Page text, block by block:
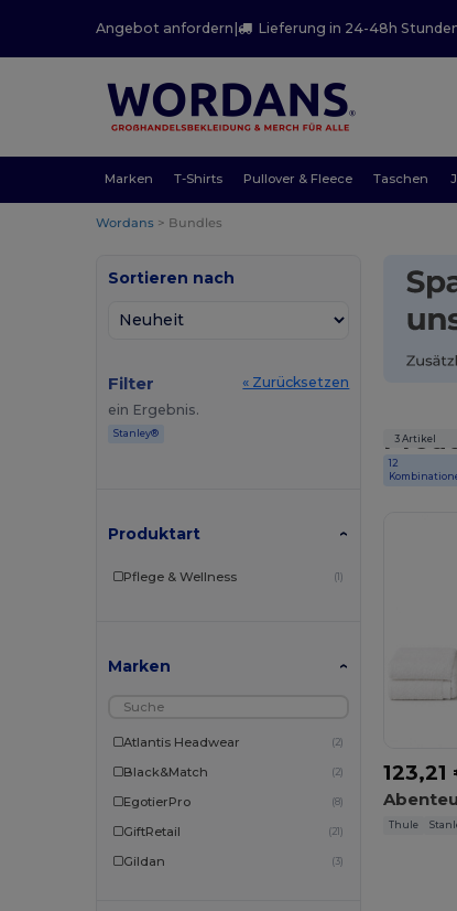
Angebot anfordern | Lieferung in 24-48h
Marken T-Shirts Pullover & Fleece Taschen
Wordans > Bundles
Sortieren nach
Filter
« Zurücksetzen
ein Ergebnis.
Stanley®
Produktart
Pflege & Wellness (1)
Marken
Atlantis Headwear (2)
Black&Match (2)
EgotierPro (8)
GiftRetail (21)
Gildan (3)
3 Artikel
12
123,21
Thule